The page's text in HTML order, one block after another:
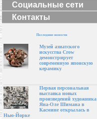
Социальные сети
Контакты
Последние новости
Музей азиатского
искусства Crow
демонстрирует
современную японскую
керамику
Первая персональная
выставка новых
произведений художника
Яна-Оле Шимана в
Касмине открылась в
Нью-Йорке